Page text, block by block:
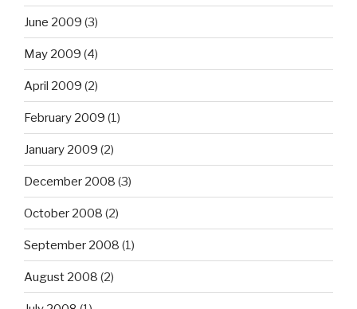
June 2009 (3)
May 2009 (4)
April 2009 (2)
February 2009 (1)
January 2009 (2)
December 2008 (3)
October 2008 (2)
September 2008 (1)
August 2008 (2)